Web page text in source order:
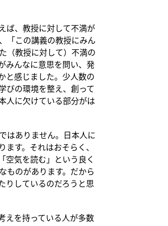
ば、教授に対して不満が
「この講義の教授にみん
（教授に対して）不満の
みんなに意思を問い、発
と感じました。少人数の
びの環境を整え、創って
人に欠けている部分がは
はありません。日本人に
す。それはおそらく、
空気を読む」という良く
ものがあります。だから
りしているのだろうと思
えを持っている人が多数